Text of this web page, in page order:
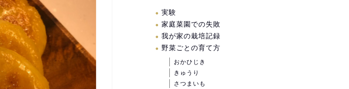
実験
家庭菜園での失敗
我が家の栽培記録
野菜ごとの育て方
おかひじき
きゅうり
さつまいも